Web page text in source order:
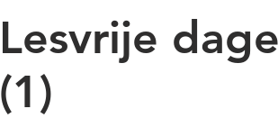
Lesvrije
(1)